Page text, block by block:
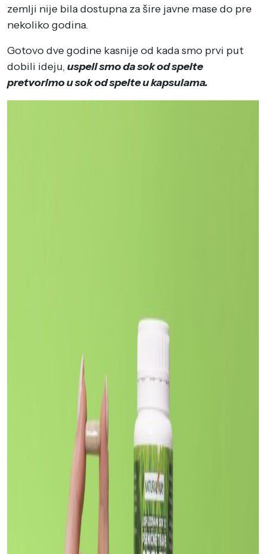
zemlji nije bila dostupna za šire javne mase do pre
nekoliko godina.
Gotovo dve godine kasnije od kada smo prvi put
dobili ideju,uspeli smo da sok od spelte
pretvorimo u sok od spelte u kapsulama.